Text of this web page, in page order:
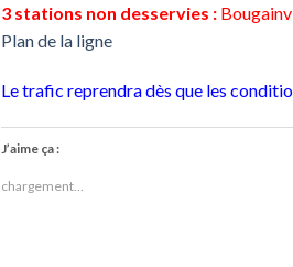
3 stations non desservies :
Plan de la ligne
Le trafic reprendra dès que les
J’aime ça :
chargement…